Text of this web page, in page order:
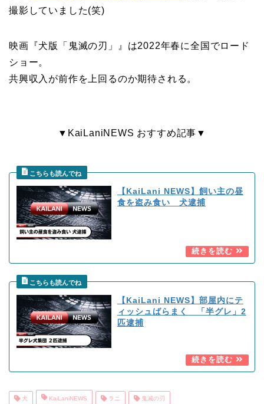
撮影していました(笑)
映画『犬版「鬼滅の刃」』は2022年春に全国でロード
ショー。
共興収入が前作を上回るのか期待される。
▼KaiLaniNEWS おすすめ記事▼
【KaiLani NEWS】飼い主の昼
食を盗み食い 犬逮捕
【KaiLani NEWS】部屋内にテ
ィッシュばらまく 「半グレ」2
匹逮捕
犬 KaiLaniNEWS ラニ 鬼滅の刃